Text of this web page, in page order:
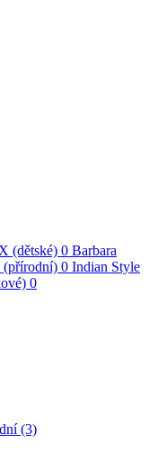
(dětské) 0 Barbara
(přírodní) 0 Indian Style
0
(3)